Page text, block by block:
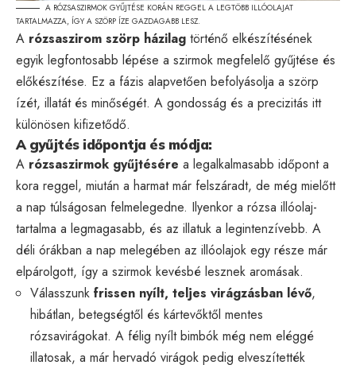
A RÓZSASZIRMOK GYŰJTÉSE KORÁN REGGEL A LEGTÖBB ILLÓOLAJAT
TARTALMAZZA, ÍGY A SZÖRP ÍZE GAZDAGABB LESZ.
A rózsaszirom szörp házilag történő elkészítésének
egyik legfontosabb lépése a szirmok megfelelő gyűjtése és
előkészítése. Ez a fázis alapvetően befolyásolja a szörp
ízét, illatát és minőségét. A gondosság és a precizitás itt
különösen kifizetődő.
A gyűjtés időpontja és módja:
A rózsaszirmok gyűjtésére a legalkalmasabb időpont a
kora reggel, miután a harmat már felszáradt, de még mielőtt
a nap túlságosan felmelegedne. Ilyenkor a rózsa illóolaj-
tartalma a legmagasabb, és az illatuk a legintenzívebb. A
déli órákban a nap melegében az illóolajok egy része már
elpárolgott, így a szirmok kevésbé lesznek aromásak.
Válasszunk frissen nyílt, teljes virágzásban lévő,
hibátlan, betegségtől és kártevőktől mentes
rózsavirágokat. A félig nyílt bimbók még nem eléggé
illatosak, a már hervadó virágok pedig elveszítették